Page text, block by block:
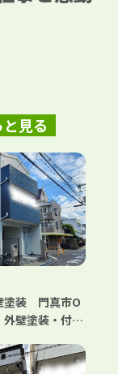
見る
塗装 門真市O
壁塗装・付帯
ング工事 アビ